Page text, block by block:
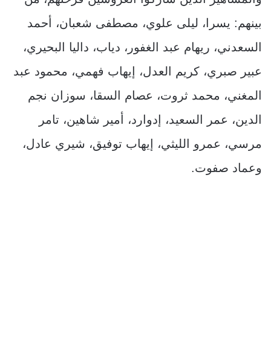
بينهم: يسرا، ليلى علوي، مصطفى شعبان، أحمد
السعدني، ريهام عبد الغفور، دياب، داليا البحيري،
عبير صبري، كريم العدل، إيهاب فهمي، محمود عبد
المغني، محمد ثروت، عصام السقا، سوزان نجم
الدين، عمر السعيد، إدوارد، أمير شاهين، تامر
مرسي، عمرو الليثي، إيهاب توفيق، شيري عادل،
وعماد صفوت.